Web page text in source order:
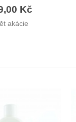
Kč
akácie